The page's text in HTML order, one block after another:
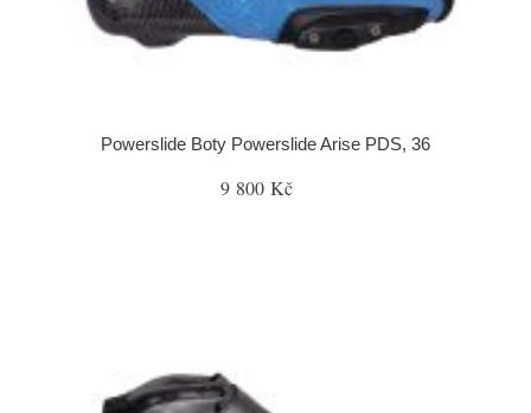
Powerslide Boty Powerslide Arise PDS, 36
9 800 Kč